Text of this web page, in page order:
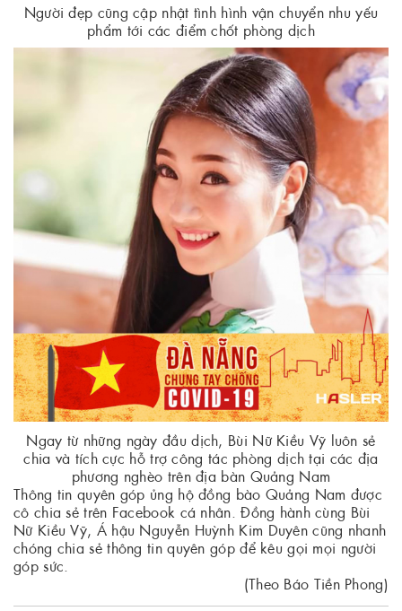
Người đẹp cũng cập nhật tình hình vận chuyển nhu yếu
phẩm tới các điểm chốt phòng dịch
Ngay từ những ngày đầu dịch, Bùi Nữ Kiều Vỹ luôn sẻ
chia và tích cực hỗ trợ công tác phòng dịch tại các địa
phương nghèo trên địa bàn Quảng Nam
Thông tin quyên góp ủng hộ đồng bào Quảng Nam được
cô chia sẻ trên Facebook cá nhân. Đồng hành cùng Bùi
Nữ Kiều Vỹ, Á hậu Nguyễn Huỳnh Kim Duyên cũng nhanh
chóng chia sẻ thông tin quyên góp để kêu gọi mọi người
góp sức.
(Theo Báo Tiền Phong)